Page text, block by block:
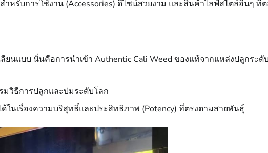
รับการใช้งาน (Accessories) ดีไซน์สวยงาม และสินค้าไลฟ์สไตล์อื่นๆ ที่
ยนแบบ นั่นคือการนำเข้า Authentic Cali Weed ของแท้จากแหล่งปลูกระ
มวิธีการปลูกและบ่มระดับโลก
นเรื่องความบริสุทธิ์และประสิทธิภาพ (Potency) ที่ตรงตามสายพันธุ์